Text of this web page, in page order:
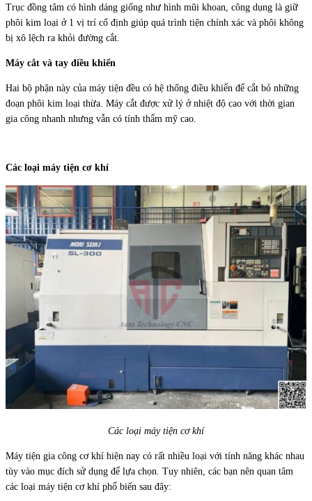
Trục đồng tâm có hình dáng giống như hình mũi khoan, công dụng là giữ
phôi kim loại ở 1 vị trí cố định giúp quá trình tiện chính xác và phôi không
bị xô lệch ra khỏi đường cắt.
Máy cắt và tay điều khiển
Hai bộ phận này của máy tiện đều có hệ thống điều khiển để cắt bỏ những
đoạn phôi kim loại thừa. Máy cắt được xử lý ở nhiệt độ cao với thời gian
gia công nhanh nhưng vẫn có tính thẩm mỹ cao.
Các loại máy tiện cơ khí
Các loại máy tiện cơ khí
Máy tiện gia công cơ khí hiện nay có rất nhiều loại với tính năng khác nhau
tùy vào mục đích sử dụng để lựa chọn. Tuy nhiên, các bạn nên quan tâm
các loại máy tiện cơ khí phổ biến sau đây: